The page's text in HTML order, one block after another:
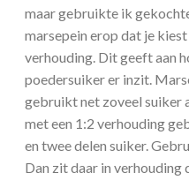
maar gebruikte ik
marsepein erop dat je
verhouding. Dit geeft aan
poedersuiker er inzit.
gebruikt net zoveel suiker
met een 1:2 verhouding
en twee delen suiker.
Dan zit daar in verhouding